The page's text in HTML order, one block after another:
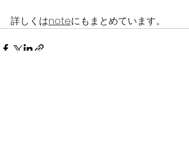
詳しくはnoteにもまとめています。